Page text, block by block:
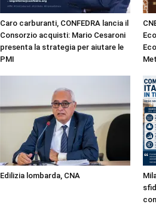
Caro carburanti, CONFEDRA lancia il
Consorzio acquisti: Mario Cesaroni
presenta la strategia per aiutare le
PMI
Edilizia lombarda, CNA